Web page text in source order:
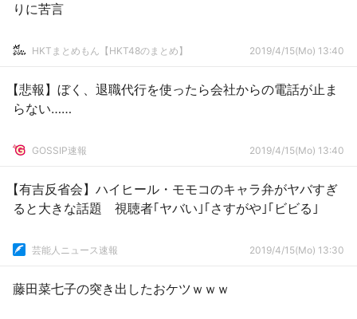
りに苦言
HKTまとめもん【HKT48のまとめ】 2019/4/15(Mo) 13:40
【悲報】ぼく、退職代行を使ったら会社からの電話が止ま
らない……
GOSSIP速報 2019/4/15(Mo) 13:40
【有吉反省会】ハイヒール・モモコのキャラ弁がヤバすぎ
ると大きな話題 視聴者｢ヤバい｣｢さすがや｣｢ビビる｣
芸能人ニュース速報 2019/4/15(Mo) 13:30
藤田菜七子の突き出したおケツｗｗｗ